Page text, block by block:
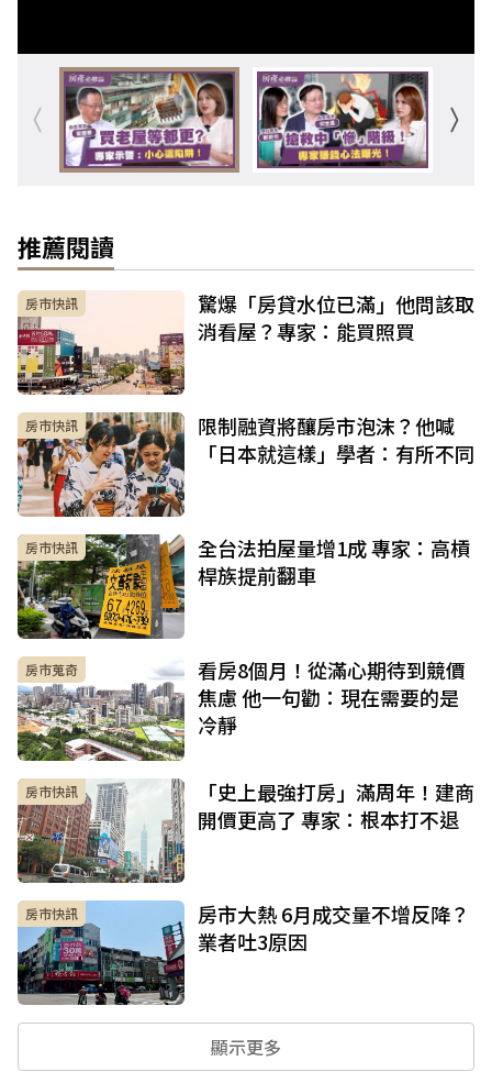
推薦閱讀
房市快訊
驚爆「房貸水位已滿」他問該取
消看屋？專家：能買照買
房市快訊
限制融資將釀房市泡沫？他喊
「日本就這樣」學者：有所不同
房市快訊
全台法拍屋量增1成 專家：高槓
桿族提前翻車
房市蒐奇
看房8個月！從滿心期待到競價
焦慮 他一句勸：現在需要的是
冷靜
房市快訊
「史上最強打房」滿周年！建商
開價更高了 專家：根本打不退
房市快訊
房市大熱 6月成交量不增反降？
業者吐3原因
顯示更多